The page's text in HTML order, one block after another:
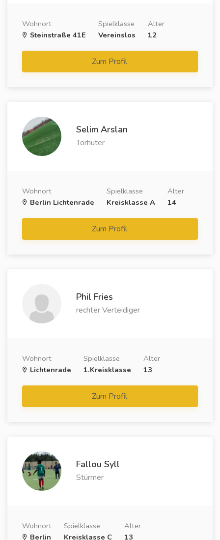
Wohnort
Steinstraße 41E
Spielklasse
Vereinslos
Alter
12
Zum Profil
Selim Arslan
Torhüter
Wohnort
Berlin Lichtenrade
Spielklasse
Kreisklasse A
Alter
14
Zum Profil
Phil Fries
rechter Verteidiger
Wohnort
Lichtenrade
Spielklasse
1.Kreisklasse
Alter
13
Zum Profil
Fallou Syll
Stürmer
Wohnort
Berlin
Spielklasse
Kreisklasse C
Alter
13